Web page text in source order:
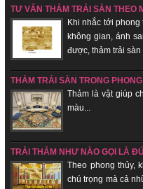
TƯ VẤN THẢM TRẢI SÀN THEO
Khi nhắc tới
không gian, ánh
được, thảm trải sàn
THẢM TRẢI SÀN TRONG
Thảm là vật giúp
màu...
TRẢI THẢM NHƯ NÀO GỌI LÀ
Theo phong thủy,
chú trọng mà cả